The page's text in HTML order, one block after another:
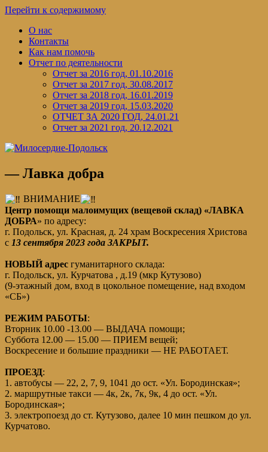
Перейти к содержимому
О нас
Контакты
Как нам помочь
Отчет по деятельности
Отчет за 2016 год, 01.10.2016
Отчет за 2017 год, 30.08.2017
Отчет за 2018 год, 16.01.2019
Отчет за 2019 год, 15.03.2020
ОТЧЕТ ЗА 2020 ГОД, 24.01.21
Отчет за 2021 год, 20.12.2021
— Лавка добра
ВНИМАНИЕ
Центр помощи малоимущих (вещевой склад) «ЛАВКА
ДОБРА» по адресу:
г. Подольск, ул. Красная, д. 24 храм Воскресения Христова
с 13 сентября 2023 года ЗАКРЫТ.
НОВЫЙ адрес гуманитарного склада:
г. Подольск, ул. Курчатова , д.19 (мкр Кутузово)
(9-этажный дом, вход в цокольное помещение, над входом
«СБ»)
РЕЖИМ РАБОТЫ:
Вторник 10.00 -13.00 — ВЫДАЧА помощи;
Суббота 12.00 — 15.00 — ПРИЕМ вещей;
Воскресение и большие праздники — НЕ РАБОТАЕТ.
ПРОЕЗД:
1. автобусы — 22, 2, 7, 9, 1041 до ост. «Ул. Бородинская»;
2. маршрутные такси — 4к, 2к, 7к, 9к, 4 до ост. «Ул.
Бородинская»;
3. электропоезд до ст. Кутузово, далее 10 мин пешком до ул.
Курчатово.